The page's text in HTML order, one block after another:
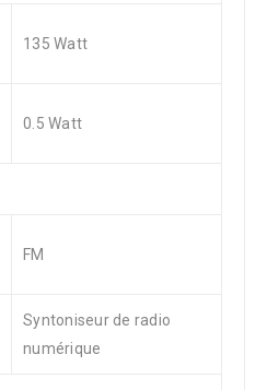
135 Watt
0.5 Watt
FM
Syntoniseur de radio
numérique